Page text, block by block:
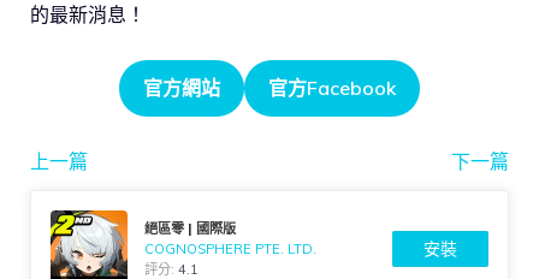
的最新消息！
官方網站 官方Facebook
上一篇 下一篇
絕區零 | 國際版
COGNOSPHERE PTE. LTD.
評分:4.1
安裝